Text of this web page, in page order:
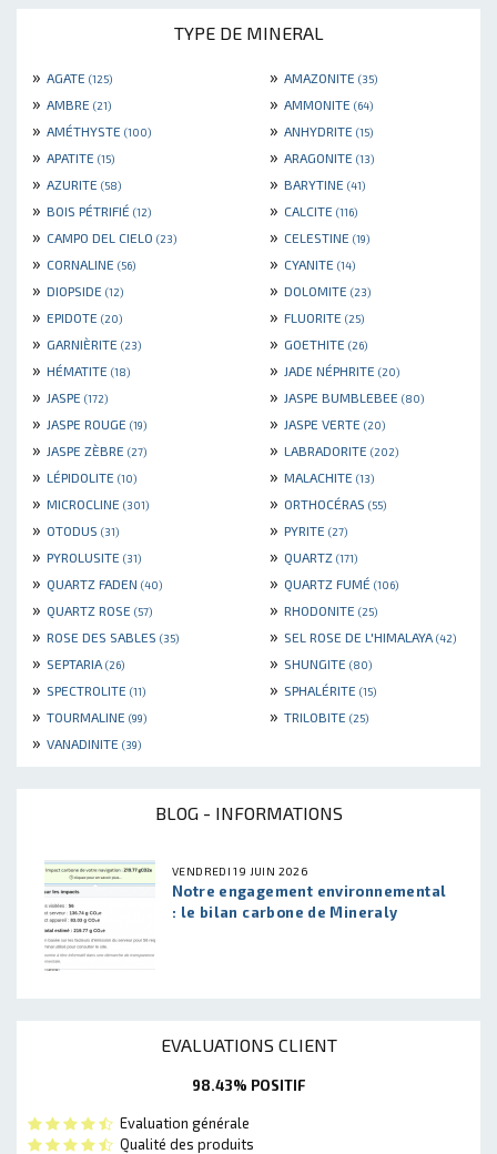
TYPE DE MINERAL
» AGATE (125) » AMAZONITE (35)
» AMBRE (21) » AMMONITE (64)
» AMÉTHYSTE (100) » ANHYDRITE (15)
» APATITE (15) » ARAGONITE (13)
» AZURITE (58) » BARYTINE (41)
» BOIS PÉTRIFIÉ (12) » CALCITE (116)
» CAMPO DEL CIELO (23) » CELESTINE (19)
» CORNALINE (56) » CYANITE (14)
» DIOPSIDE (12) » DOLOMITE (23)
» EPIDOTE (20) » FLUORITE (25)
» GARNIÈRITE (23) » GOETHITE (26)
» HÉMATITE (18) » JADE NÉPHRITE (20)
» JASPE (172) » JASPE BUMBLEBEE (80)
» JASPE ROUGE (19) » JASPE VERTE (20)
» JASPE ZÈBRE (27) » LABRADORITE (202)
» LÉPIDOLITE (10) » MALACHITE (13)
» MICROCLINE (301) » ORTHOCÉRAS (55)
» OTODUS (31) » PYRITE (27)
» PYROLUSITE (31) » QUARTZ (171)
» QUARTZ FADEN (40) » QUARTZ FUMÉ (106)
» QUARTZ ROSE (57) » RHODONITE (25)
» ROSE DES SABLES (35) » SEL ROSE DE L'HIMALAYA (42)
» SEPTARIA (26) » SHUNGITE (80)
» SPECTROLITE (11) » SPHALÉRITE (15)
» TOURMALINE (99) » TRILOBITE (25)
» VANADINITE (39)
BLOG - INFORMATIONS
VENDREDI 19 JUIN 2026
Notre engagement environnemental
: le bilan carbone de Mineraly
EVALUATIONS CLIENT
98.43% POSITIF
Evaluation générale
Qualité des produits